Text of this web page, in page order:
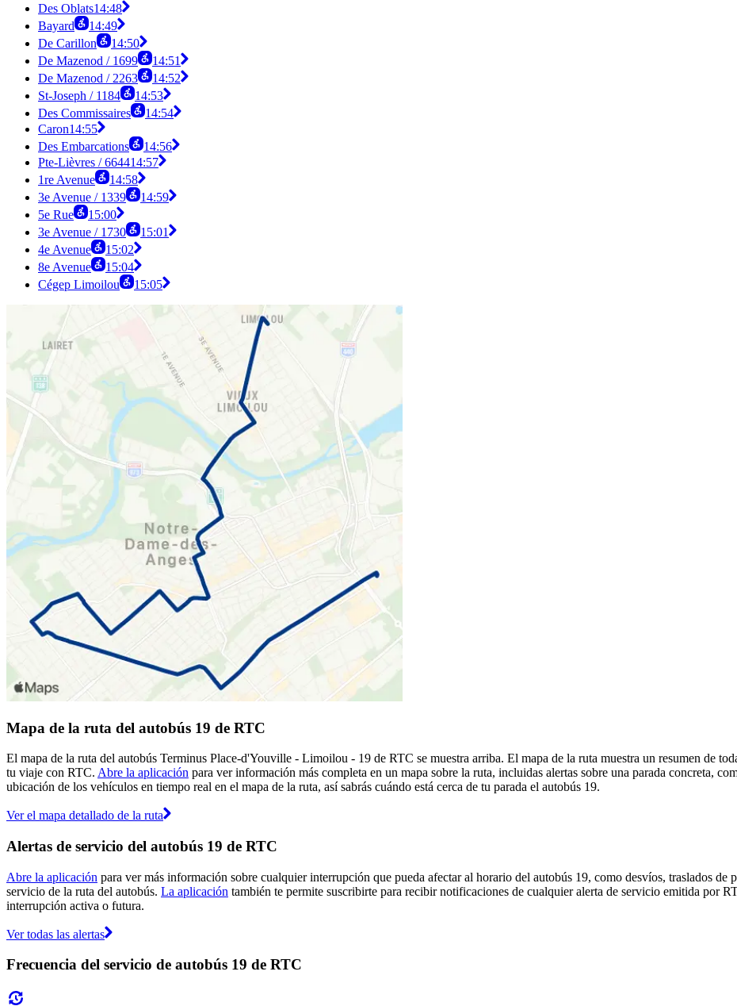
Des Oblats14:48
Bayard
14:49
De Carillon
14:50
De Mazenod / 1699
14:51
De Mazenod / 2263
14:52
St-Joseph / 1184
14:53
Des Commissaires
14:54
Caron14:55
Des Embarcations
14:56
Pte-Lièvres / 664414:57
1re Avenue
14:58
3e Avenue / 1339
14:59
5e Rue
15:00
3e Avenue / 1730
15:01
4e Avenue
15:02
8e Avenue
15:04
Cégep Limoilou
15:05
Mapa de la ruta del autobús 19 de RTC
El mapa de la ruta del autobús Terminus Place-d'Youville - Limoilou - 19 de RTC se muestra arriba. El mapa de la ruta muestra un resumen de
tu viaje con RTC. Abre la aplicación para ver información más completa en un mapa sobre la ruta, incluidas alertas sobre una parada concreta,
ubicación de los vehículos en tiempo real en el mapa de la ruta, así sabrás cuándo está cerca de tu parada el autobús 19.
Ver el mapa detallado de la ruta
Alertas de servicio del autobús 19 de RTC
Abre la aplicación para ver más información sobre cualquier interrupción que pueda afectar al horario del autobús 19, como desvíos, traslados de
servicio de la ruta del autobús. La aplicación también te permite suscribirte para recibir notificaciones de cualquier alerta de servicio emitida por
interrupción activa o futura.
Ver todas las alertas
Frecuencia del servicio de autobús 19 de RTC